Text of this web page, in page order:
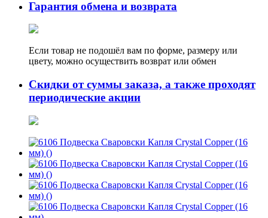
Гарантия обмена и возврата
Если товар не подошёл вам по форме, размеру или
цвету, можно осуществить возврат или обмен
Скидки от суммы заказа, а также проходят
периодические акции